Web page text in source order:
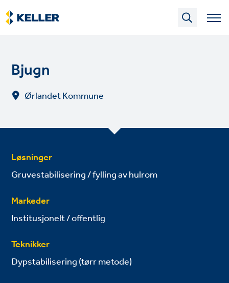
Skip
to
main
Bjugn
Ørlandet Kommune
Løsninger
Gruvestabilisering / fylling av hulrom
Markeder
Institusjonelt / offentlig
Teknikker
Dypstabilisering (tørr metode)